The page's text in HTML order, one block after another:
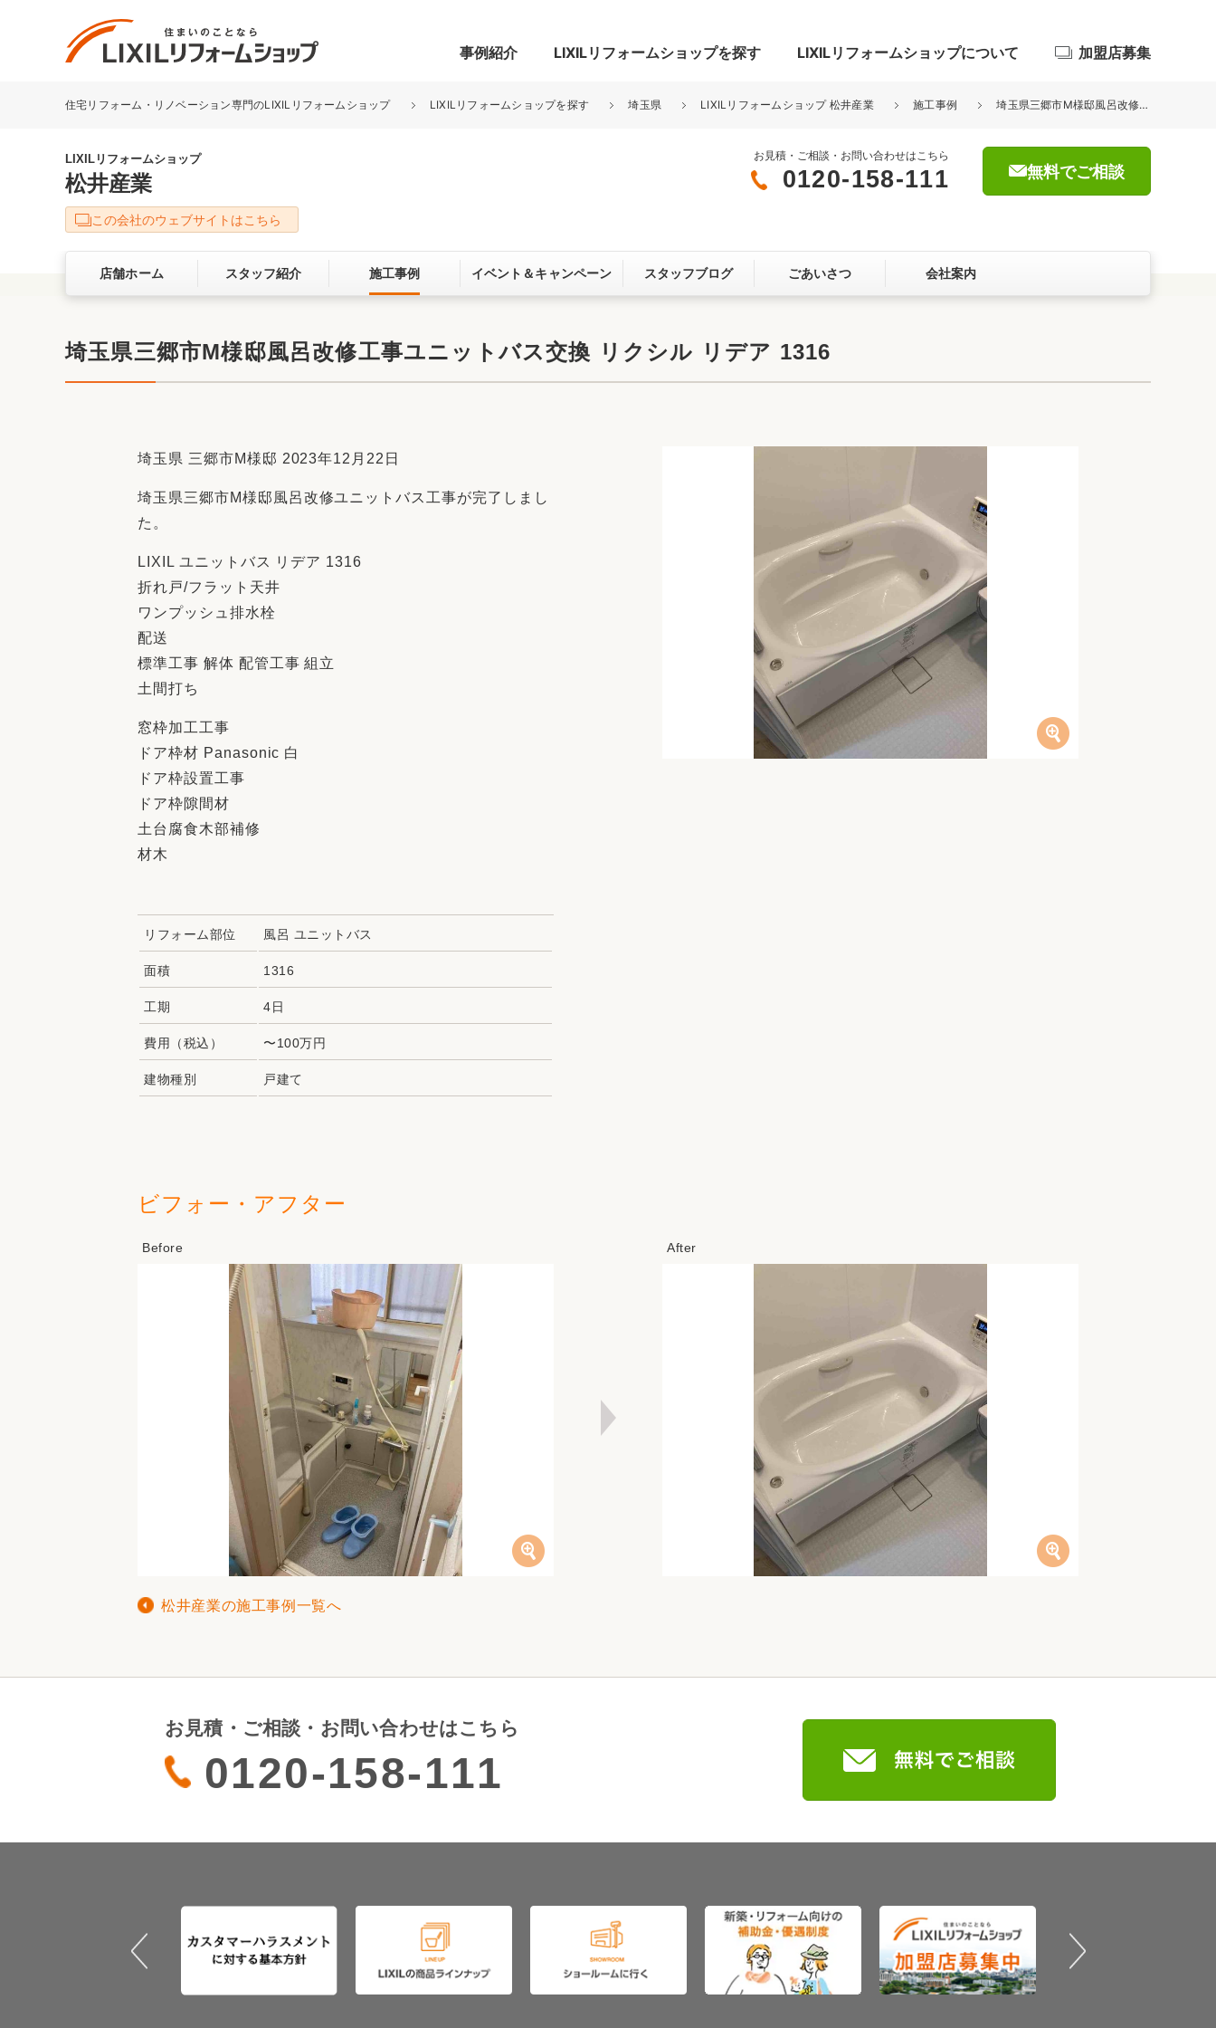
事例紹介
リフォーム事例を探す
キッチン
洗面化粧室 トイレ 玄関まわり 門まわり 屋根・外壁
ベランダ・バルコニー ガーデンスペース カースペース
お客さまの声 3Dシミュレーション
LIXILリフォームショップを探す LIXILリフォームショップについて
LIXILリフォームショップについて
サービス向上・品質改善の取り組み お客さま満足度アンケート
ここちいい暮らしをつくる、価値・性能向上
ストップ
加盟店募集
住宅リフォーム・リノベーション専門のLIXILリフォームショップ LIXILリフォームショップを探す 埼玉県 LIXILリフォームショップ 松井産業 施工事例 埼玉県三郷市M様邸風呂改修工事ユニットバス交換 リクシル リデア 1316
LIXILリフォームショップ
松井産業
お見積・ご相談・お問い合わせはこちら
0120-158-111 無料でご相談
この会社のウェブサイトはこちら
店舗ホーム スタッフ紹介 施工事例 イベント＆キャンペーン スタッフブログ ごあいさつ 会社案内
埼玉県三郷市M様邸風呂改修工事ユニットバス交換 リクシル リデア 1316
埼玉県 三郷市M様邸 2023年12月22日
埼玉県三郷市M様邸風呂改修ユニットバス工事が完了しまし
た。
LIXIL ユニットバス リデア 1316
折れ戸/フラット天井
ワンプッシュ排水栓
配送
標準工事 解体 配管工事 組立
土間打ち
窓枠加工工事
ドア枠材 Panasonic 白
ドア枠設置工事
ドア枠隙間材
土台腐食木部補修
材木
リフォーム部位 風呂 ユニットバス
面積 1316
工期 4日
費用（税込） 〜100万円
建物種別 戸建て
ビフォー・アフター
松井産業の施工事例一覧へ
お見積・ご相談・お問い合わせはこちら
0120-158-111